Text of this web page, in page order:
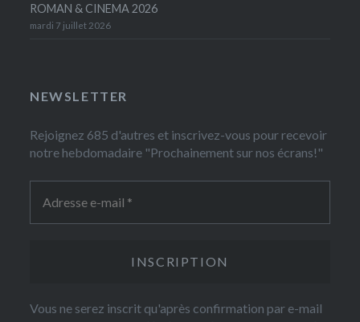
ROMAN & CINEMA 2026
mardi 7 juillet 2026
NEWSLETTER
Rejoignez 685 d'autres et inscrivez-vous pour recevoir
notre hebdomadaire "Prochainement sur nos écrans!"
Vous ne serez inscrit qu'après confirmation par e-mail